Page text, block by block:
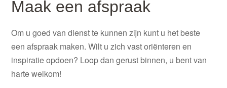
Maak een afspraak
Om u goed van dienst te kunnen zijn kunt u het beste
een afspraak maken. Wilt u zich vast oriënteren en
inspiratie opdoen? Loop dan gerust binnen, u bent van
harte welkom!